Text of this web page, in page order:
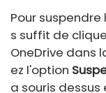
Pour suspendre
s suffit de
OneDrive dans
ez l'option
a souris dessus